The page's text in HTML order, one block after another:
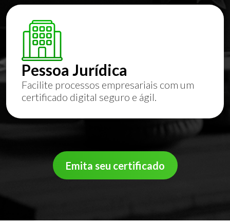
Pessoa Jurídica
Facilite processos empresariais com um
certificado digital seguro e ágil.
Emita seu certificado